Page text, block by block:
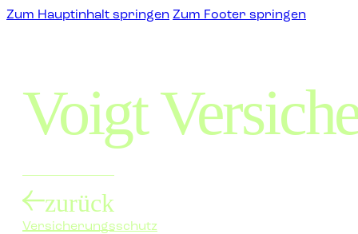
Zum Hauptinhalt springen Zum Footer springen
Voigt
zurück
Versicherungsschutz